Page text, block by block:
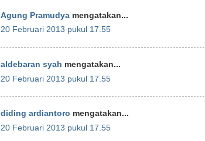
Agung Pramudya mengatakan...
20 Februari 2013 pukul 17.55
aldebaran syah mengatakan...
20 Februari 2013 pukul 17.55
diding ardiantoro mengatakan...
20 Februari 2013 pukul 17.55